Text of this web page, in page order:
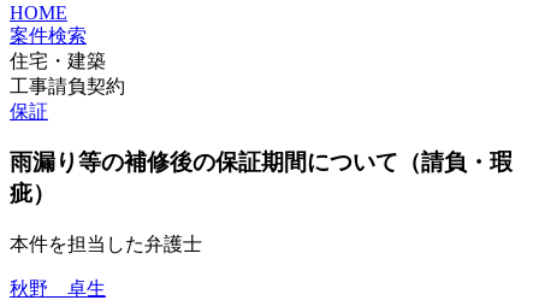
HOME
案件検索
住宅・建築
工事請負契約
保証
雨漏り等の補修後の保証期間について（請負・瑕
疵）
本件を担当した弁護士
秋野 卓生